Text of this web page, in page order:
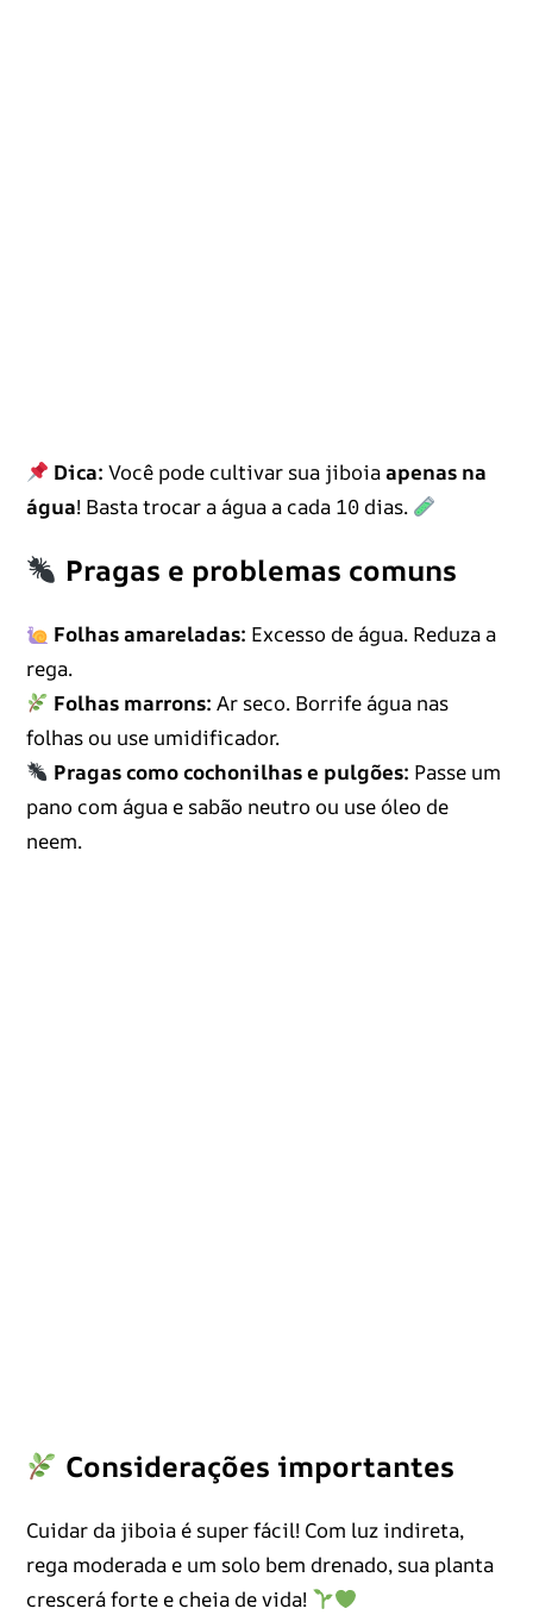
Dica: Você pode cultivar sua jiboiaapenas na
água! Basta trocar a água a cada 10 dias.
Pragas e problemas comuns
Folhas amareladas: Excesso de água. Reduza a
rega.
Folhas marrons: Ar seco. Borrife água nas
folhas ou use umidificador.
Pragas como cochonilhas e pulgões: Passe um
pano com água e sabão neutro ou use óleo de
neem.
Considerações importantes
Cuidar da jiboia é super fácil! Com luz indireta,
rega moderada e um solo bem drenado, sua planta
crescerá forte e cheia de vida!